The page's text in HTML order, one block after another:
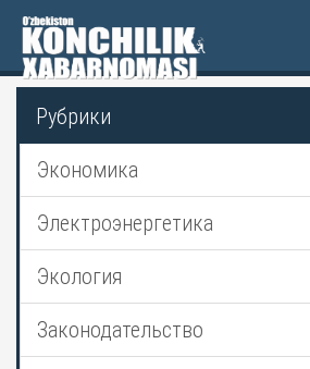
Рубрики
Экономика
Электроэнергетика
Экология
Законодательство